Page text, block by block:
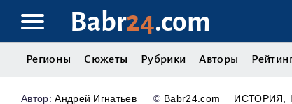
Babr24.com
Регионы Сюжеты Рубрики Авторы
Андрей Игнатьев © Babr24.com ИСТОРИЯ